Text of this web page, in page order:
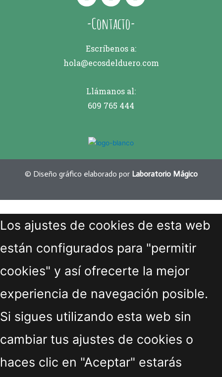
-Contacto-
Escríbenos a:
hola@ecosdelduero.com
Llámanos al:
609 765 444
© Diseño gráfico elaborado por Laboratorio Mágico
Los ajustes de cookies de esta web
están configurados para "permitir
cookies" y así ofrecerte la mejor
experiencia de navegación posible.
Si sigues utilizando esta web sin
cambiar tus ajustes de cookies o
haces clic en "Aceptar" estarás